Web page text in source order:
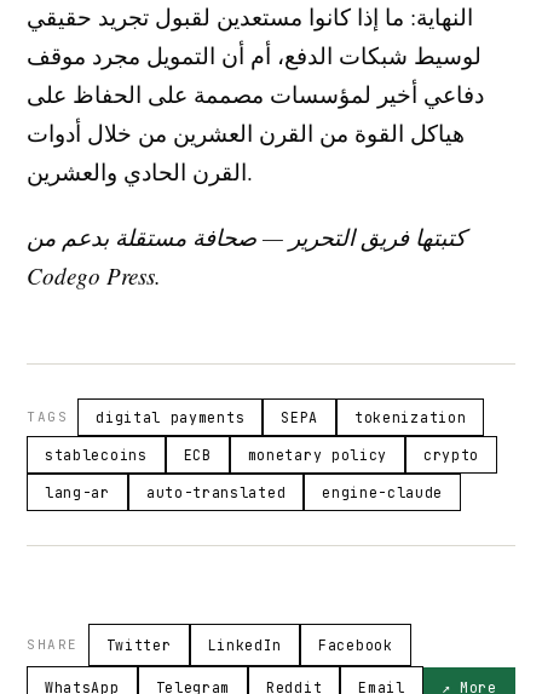
النهاية: ما إذا كانوا مستعدين لقبول تجريد حقيقي
لوسيط شبكات الدفع، أم أن التمويل مجرد موقف
دفاعي أخير لمؤسسات مصممة على الحفاظ على
هياكل القوة من القرن العشرين من خلال أدوات
القرن الحادي والعشرين.
كتبتها فريق التحرير — صحافة مستقلة بدعم من
Codego Press.
TAGS digital payments SEPA tokenization
stablecoins ECB monetary policy crypto
lang-ar auto-translated engine-claude
SHARE Twitter LinkedIn Facebook
WhatsApp Telegram Reddit Email ↗ More